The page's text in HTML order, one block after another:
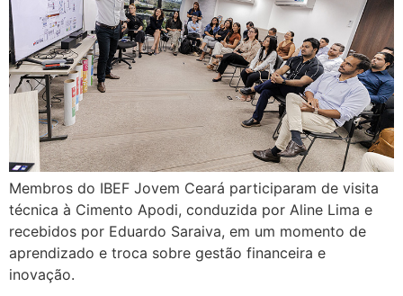
Membros do IBEF Jovem Ceará participaram de visita
técnica à Cimento Apodi, conduzida por Aline Lima e
recebidos por Eduardo Saraiva, em um momento de
aprendizado e troca sobre gestão financeira e
inovação.